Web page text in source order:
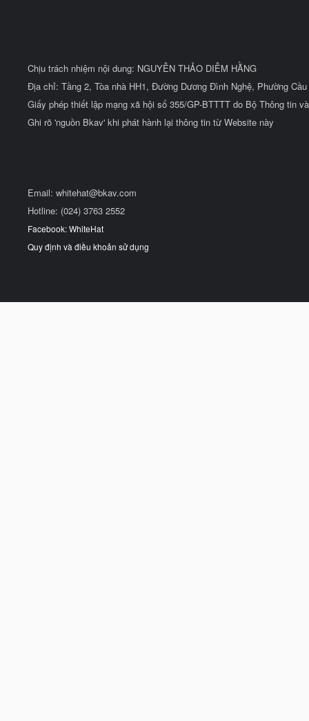
Chịu trách nhiệm nội dung: NGUYỄN THẢO DIỄM HẰNG
Địa chỉ: Tầng 2, Tòa nhà HH1, Đường Dương Đình Nghệ, Phường
Giấy phép thiết lập mạng xã hội số 355/GP-BTTTT do Bộ Thông tin
Ghi rõ 'nguồn Bkav' khi phát hành lại thông tin từ Website này
Email: whitehat@bkav.com
Hotline: (024) 3763 2552
Facebook: WhiteHat
Quy định và điều khoản sử dụng